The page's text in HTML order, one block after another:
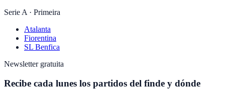
Serie A · Primeira
Atalanta
Fiorentina
SL Benfica
Newsletter gratuita
Recibe cada lunes los partidos del finde y dónde